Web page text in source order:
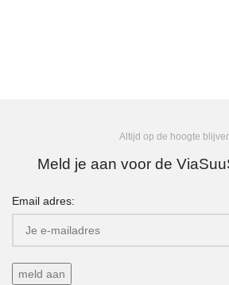
Altijd op de hoogte
Meld je aan voor de
Email adres: